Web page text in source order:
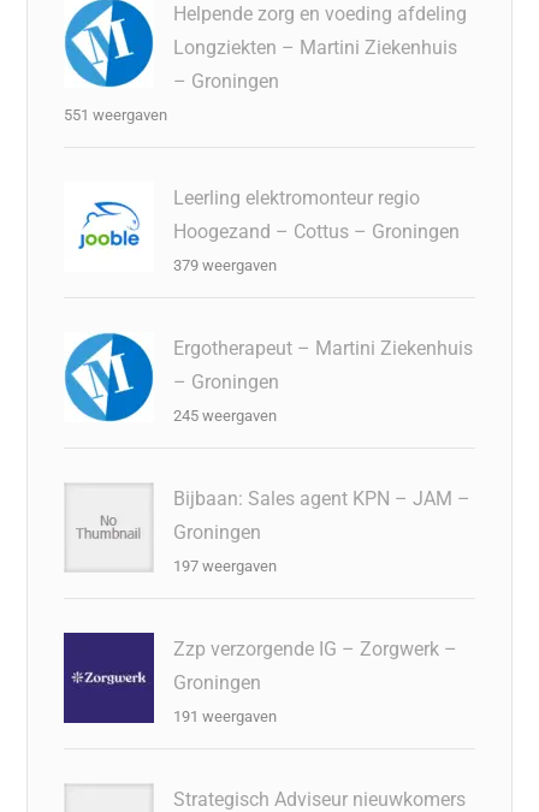
Helpende zorg en voeding afdeling
Longziekten – Martini Ziekenhuis
– Groningen
551 weergaven
Leerling elektromonteur regio
Hoogezand – Cottus – Groningen
379 weergaven
Ergotherapeut – Martini Ziekenhuis
– Groningen
245 weergaven
Bijbaan: Sales agent KPN – JAM –
Groningen
197 weergaven
Zzp verzorgende IG – Zorgwerk –
Groningen
191 weergaven
Strategisch Adviseur nieuwkomers